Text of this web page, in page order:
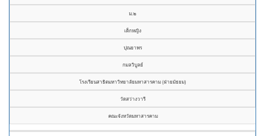
ม.๒
เด็กหญิง
ปุณยาพร
กมลวิบูลย์
โรงเรียนสาธิตมหาวิทยาลัยมหาสารคาม (ฝ่ายมัธยม)
วัดสว่างวารี
คณะจังหวัดมหาสารคาม